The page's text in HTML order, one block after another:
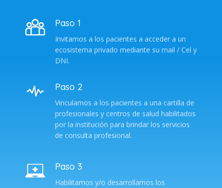
Paso 1
Invitamos a los pacientes a acceder a un
ecosistema privado mediante su mail / Cel y
DNI.
Paso 2
Vinculamos a los pacientes a una cartilla de
profesionales y centros de salud habilitados
por la institución para brindar los servicios
de consulta profesional.
Paso 3
Habilitamos y/o desarrollamos los